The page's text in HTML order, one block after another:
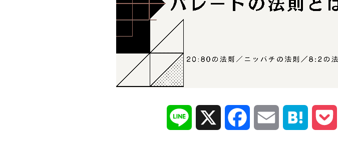
Line Facebook Email Hatena